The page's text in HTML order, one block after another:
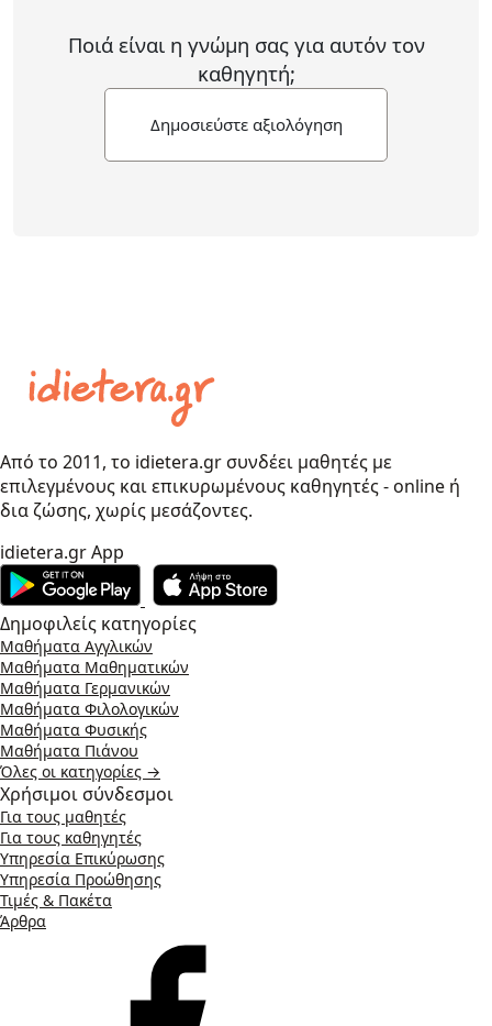
Ποιά είναι η γνώμη σας για αυτόν τον
καθηγητή;
Δημοσιεύστε αξιολόγηση
Από το 2011, το idietera.gr συνδέει μαθητές με
επιλεγμένους και επικυρωμένους καθηγητές - online ή
δια ζώσης, χωρίς μεσάζοντες.
idietera.gr App
Δημοφιλείς κατηγορίες
Μαθήματα Αγγλικών
Μαθήματα Μαθηματικών
Μαθήματα Γερμανικών
Μαθήματα Φιλολογικών
Μαθήματα Φυσικής
Μαθήματα Πιάνου
Όλες οι κατηγορίες →
Χρήσιμοι σύνδεσμοι
Για τους μαθητές
Για τους καθηγητές
Υπηρεσία Επικύρωσης
Υπηρεσία Προώθησης
Τιμές & Πακέτα
Άρθρα